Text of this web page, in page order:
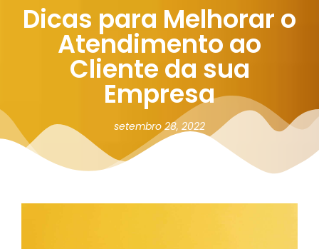
Dicas para Melhorar o
Atendimento ao
Cliente da sua
Empresa
setembro 28, 2022